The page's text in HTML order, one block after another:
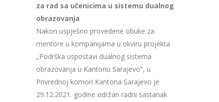
za rad sa učenicima u sistemu dualnog
obrazovanja
Nakon uspješno provedene obuke za
mentore u kompanijama u okviru projekta
„Podrška uspostavi dualnog sistema
obrazovanja u Kantonu Sarajevo“, u
Privrednoj komori Kantona Sarajevo je
29.12.2021. godine održan radni sastanak